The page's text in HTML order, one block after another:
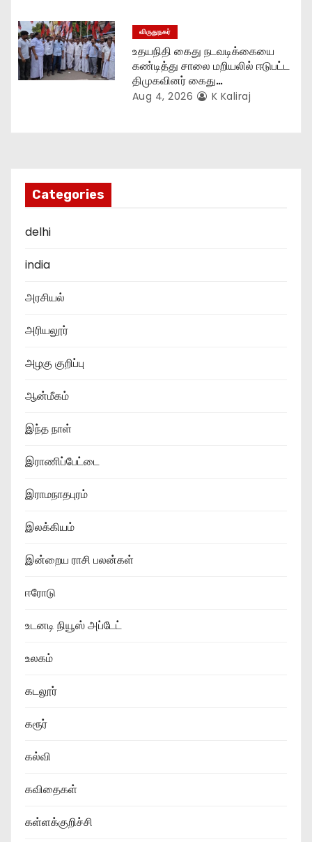
விருதுநகர்
உதயநிதி கைது நடவடிக்கையை
கண்டித்து சாலை மறியலில் ஈடுபட்ட
திமுகவினர் கைது…
Aug 4, 2026 K Kaliraj
Categories
delhi
india
அரசியல்
அரியலூர்
அழகு குறிப்பு
ஆன்மீகம்
இந்த நாள்
இராணிப்பேட்டை
இராமநாதபுரம்
இலக்கியம்
இன்றைய ராசி பலன்கள்
ஈரோடு
உடனடி நியூஸ் அப்டேட்
உலகம்
கடலூர்
கரூர்
கல்வி
கவிதைகள்
கள்ளக்குறிச்சி